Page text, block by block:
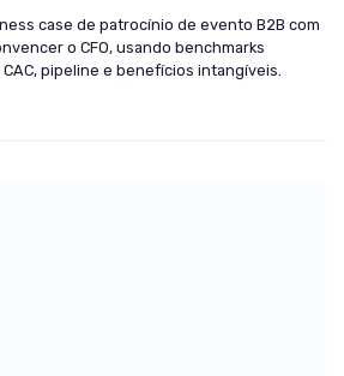
case de patrocínio de evento B2B com
o CFO, usando benchmarks
pipeline e benefícios intangíveis.